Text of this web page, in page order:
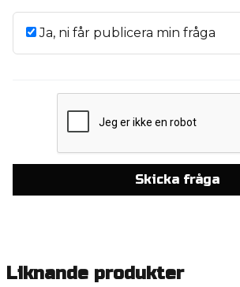
Ja, ni får publicera min fråga
Skicka fråga
Liknande produkter